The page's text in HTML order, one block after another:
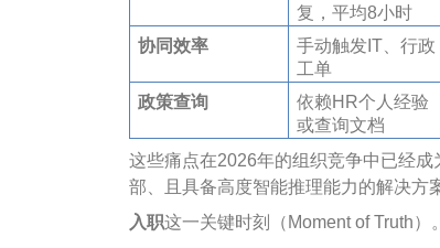
复，平均8小时
协同效率
手动触发IT、行政
工单
政策查询
依赖HR个人经验
或查询文档
这些痛点在2026年的组织竞争中已经
部、且具备高度智能推理能力的解决方
入职这一关键时刻（Moment of Truth）。